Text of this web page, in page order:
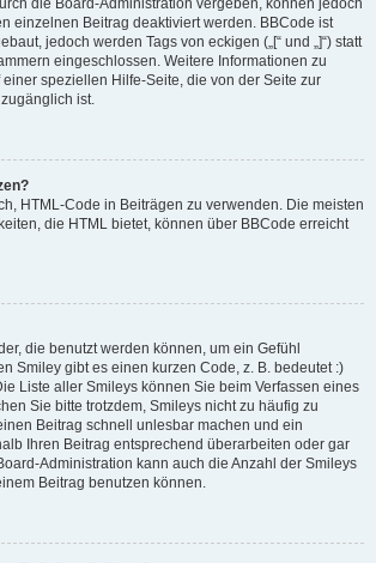
die Board-Administration vergeben, können jedoch
einzelnen Beitrag deaktiviert werden. BBCode ist
jedoch werden Tags von eckigen („[“ und „]“) statt
eingeschlossen. Weitere Informationen zu
speziellen Hilfe-Seite, die von der Seite zur
ist.
HTML-Code in Beiträgen zu verwenden. Die meisten
die HTML bietet, können über BBCode erreicht
die benutzt werden können, um ein Gefühl
Smiley gibt es einen kurzen Code, z. B. bedeutet :)
Liste aller Smileys können Sie beim Verfassen eines
Sie bitte trotzdem, Smileys nicht zu häufig zu
Beitrag schnell unlesbar machen und ein
Ihren Beitrag entsprechend überarbeiten oder gar
Administration kann auch die Anzahl der Smileys
Beitrag benutzen können.